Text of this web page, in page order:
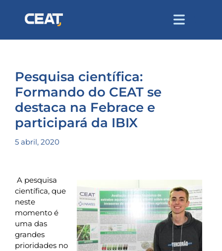
Pesquisa científica:
Formando do CEAT se
destaca na Febrace e
participará da IBIX
5 abril, 2020
A pesquisa
científica, que
neste
momento é
uma das
grandes
prioridades no